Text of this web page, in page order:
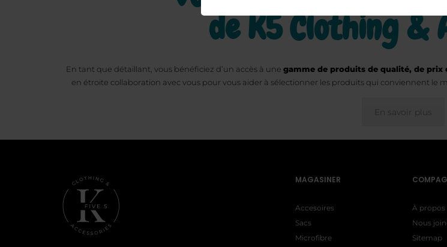
de K5 Clothing &
En tant que détaillant, vous bénéficiez d’un accès à une gamme de produits de qualité, de prix
en étroite collaboration avec vous pour vous aider à sélectionner les produits qui conviennent le
En savoir plus
MAGASINER
Accesoires
Sacs
Microfibre
À propos
Nous
Sitemap